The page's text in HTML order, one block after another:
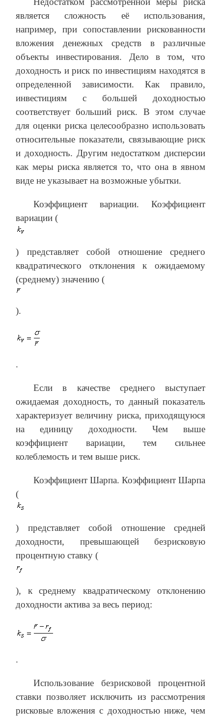
является сложность её использования,
например, при сопоставлении рискованности
вложения денежных средств в различные
объекты инвестирования. Дело в том, что
доходность и риск по инвестициям находятся в
определенной зависимости. Как правило,
инвестициям с большей доходностью
соответствует больший риск. В этом случае
для оценки риска целесообразно использовать
относительные показатели, связывающие риск
и доходность. Другим недостатком дисперсии
как меры риска является то, что она в явном
виде не указывает на возможные убытки.
Коэффициент вариации. Коэффициент
вариации (
) представляет собой отношение среднего
квадратического отклонения к ожидаемому
(среднему) значению (
).
.
Если в качестве среднего выступает
ожидаемая доходность, то данный показатель
характеризует величину риска, приходящуюся
на единицу доходности. Чем выше
коэффициент вариации, тем сильнее
колеблемость и тем выше риск.
Коэффициент Шарпа. Коэффициент Шарпа
(
) представляет собой отношение средней
доходности, превышающей безрисковую
процентную ставку (
), к среднему квадратическому отклонению
доходности актива за весь период:
.
Использование безрисковой процентной
ставки позволяет исключить из рассмотрения
рисковые вложения с доходностью ниже, чем